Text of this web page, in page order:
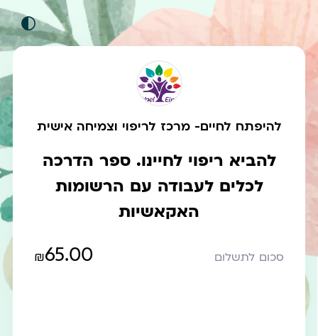
להיפתח לחיים- מרכז לריפוי וצמיחה אישית
להביא ריפוי לחיינו. ספר הדרכה
לכלים לעבודה עם הרשומות
האקאשיות
סכום לתשלום ₪65.00